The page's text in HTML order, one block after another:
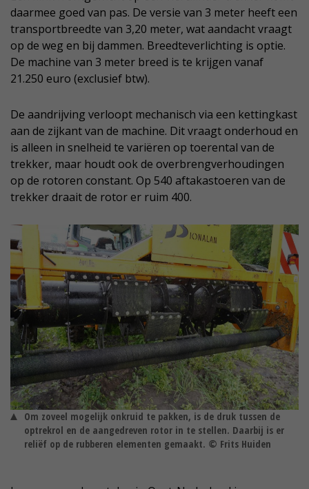
daarmee goed van pas. De versie van 3 meter heeft een
transportbreedte van 3,20 meter, wat aandacht vraagt
op de weg en bij dammen. Breedteverlichting is optie.
De machine van 3 meter breed is te krijgen vanaf
21.250 euro (exclusief btw).
De aandrijving verloopt mechanisch via een kettingkast
aan de zijkant van de machine. Dit vraagt onderhoud en
is alleen in snelheid te variëren op toerental van de
trekker, maar houdt ook de overbrengverhoudingen
op de rotoren constant. Op 540 aftakastoeren van de
trekker draait de rotor er ruim 400.
Om zoveel mogelijk onkruid te pakken, is de druk tussen de
optrekrol en de aangedreven rotor in te stellen. Daarbij is er
reliëf op de rubberen elementen gemaakt. © Frits Huiden